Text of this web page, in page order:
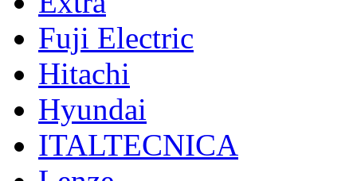
Fuji Electric
Hitachi
Hyundai
ITALTECNICA